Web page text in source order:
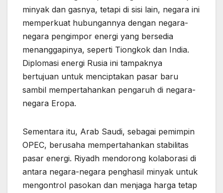
minyak dan gasnya, tetapi di sisi lain, negara ini
memperkuat hubungannya dengan negara-
negara pengimpor energi yang bersedia
menanggapinya, seperti Tiongkok dan India.
Diplomasi energi Rusia ini tampaknya
bertujuan untuk menciptakan pasar baru
sambil mempertahankan pengaruh di negara-
negara Eropa.
Sementara itu, Arab Saudi, sebagai pemimpin
OPEC, berusaha mempertahankan stabilitas
pasar energi. Riyadh mendorong kolaborasi di
antara negara-negara penghasil minyak untuk
mengontrol pasokan dan menjaga harga tetap